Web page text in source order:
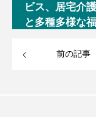
ビス、居宅介
と多種多様な
前の記事